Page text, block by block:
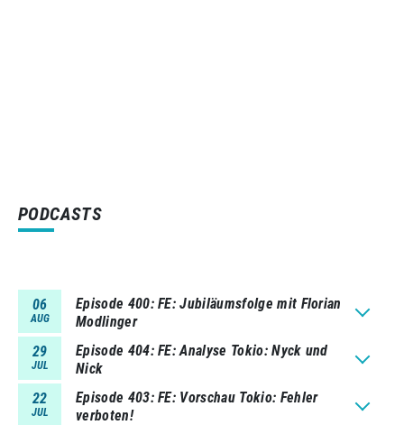
PODCASTS
06
AUG
Episode 400 FE: Jubiläumsfolge mit Florian
Modlinger
29
JUL
Episode 404 FE: Analyse Tokio: Nyck und
Nick
22
JUL
Episode 403 FE: Vorschau Tokio: Fehler
verboten!